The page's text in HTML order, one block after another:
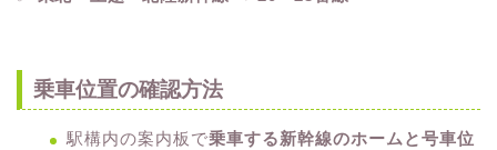
乗車位置の確認方法
駅構内の案内板で乗車する新幹線のホームと号車位